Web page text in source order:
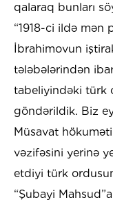
qalaraq bunları
“1918-ci ildə mən
İbrahimovun
tələbələrindən
tabeliyindəki türk
göndərildik. Biz
Müsavat
vəzifəsini yerinə
etdiyi türk
“Şubayi